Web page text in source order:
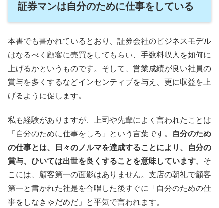
証券マンは自分のために仕事をしている
本書でも書かれているとおり、証券会社のビジネスモデル
はなるべく顧客に売買をしてもらい、手数料収入を如何に
上げるかというものです。そして、営業成績が良い社員の
賞与を多くするなどインセンティブを与え、更に収益を上
げるように促します。
私も経験がありますが、上司や先輩によく言われたことは
「自分のために仕事をしろ」という言葉です。
自分のため
の仕事とは、日々のノルマを達成することにより、自分の
賞与、ひいては出世を良くすることを意味しています。そ
こには、顧客第一の面影はありません。支店の朝礼で顧客
第一と書かれた社是を合唱した後すぐに「自分のための仕
事をしなきゃだめだ」と平気で言われます。